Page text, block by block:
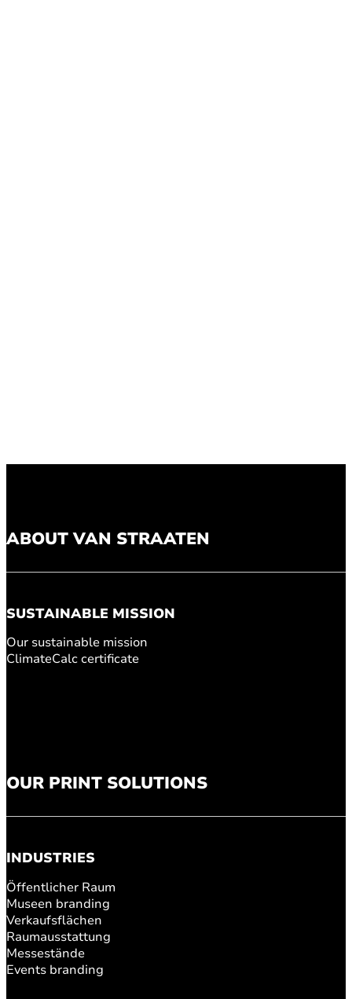
OUR PRINT SOLUTIONS
INDUSTRIES
Öffentlicher Raum
Museen branding
Verkaufsflächen
Raumausstattung
Messestände
Events branding
ABOUT VAN STRAATEN
SUSTAINABLE MISSION
Our sustainable mission
ClimateCalc certificate